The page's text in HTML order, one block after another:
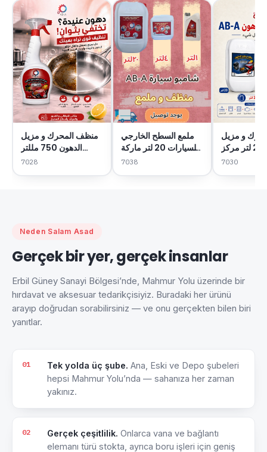
منظف المحرك و مزيل
الدهون 750 مللتر
7028
ملمع السطح الخارجي
للسيارات 20 لتر ماركة
AB-A
7038
و مزيل
الدهون 20 لتر مركز
7030
Neden Salam Asad
Gerçek bir yer, gerçek insanlar
Erbil Güney Sanayi Bölgesi’nde, Mahmur Yolu üzerinde bir
hırdavat ve aksesuar tedarikçisiyiz. Buradaki her ürünü
arayıp doğrudan sorabilirsiniz — ve onu gerçekten bilen biri
yanıtlar.
01 Tek yolda üç şube. Ana, Eski ve Depo şubeleri
hepsi Mahmur Yolu’nda — sahanıza her zaman
yakınız.
02 Gerçek çeşitlilik. Onlarca vana ve bağlantı
elemanı türü stokta, ayrıca boru işleri için geniş